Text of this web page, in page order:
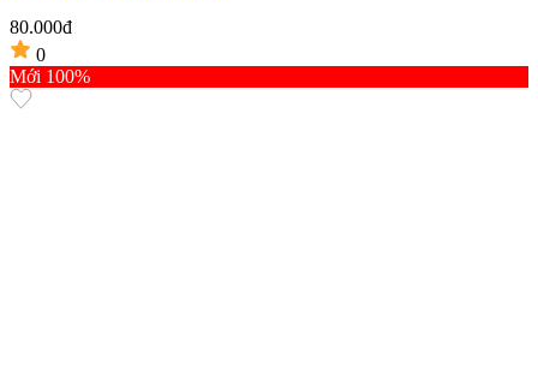
80.000đ
0
Mới 100%